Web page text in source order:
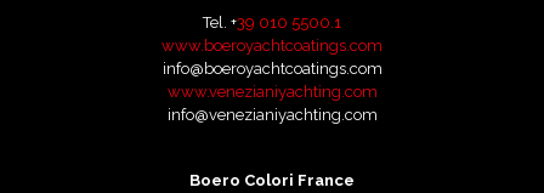
Tel. +39 010 5500.1
www.boeroyachtcoatings.com
info@boeroyachtcoatings.com
www.venezianiyachting.com
info@venezianiyachting.com
Boero Colori France